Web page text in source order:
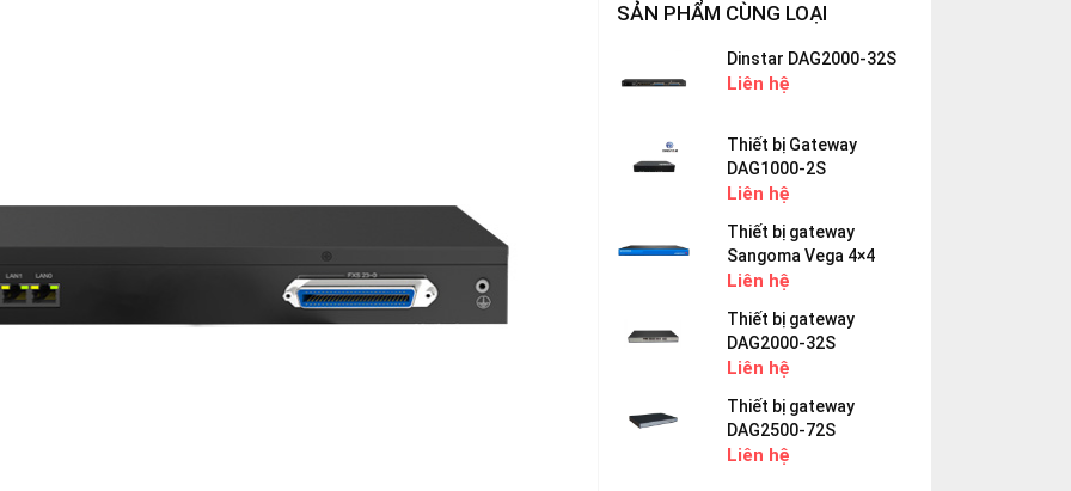
SẢN PHẨM CÙNG LOẠI
Dinstar DAG2000-32S
Liên hệ
Thiết bị Gateway
DAG1000-2S
Liên hệ
Thiết bị gateway
Sangoma Vega 4×4
Liên hệ
Thiết bị gateway
DAG2000-32S
Liên hệ
Thiết bị gateway
DAG2500-72S
Liên hệ